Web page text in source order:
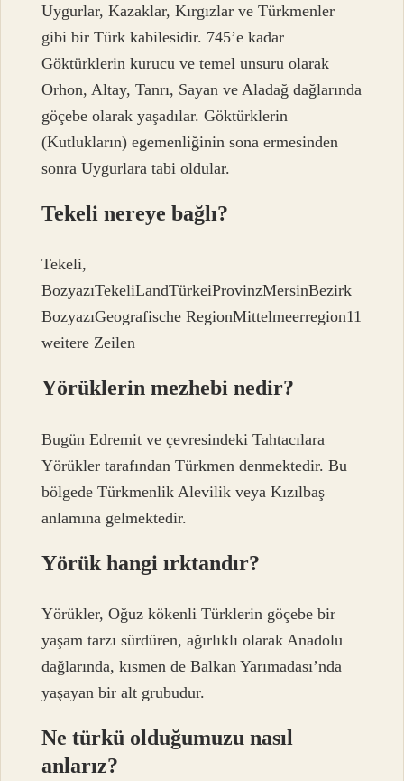
Uygurlar, Kazaklar, Kırgızlar ve Türkmenler
gibi bir Türk kabilesidir. 745’e kadar
Göktürklerin kurucu ve temel unsuru olarak
Orhon, Altay, Tanrı, Sayan ve Aladağ dağlarında
göçebe olarak yaşadılar. Göktürklerin
(Kutlukların) egemenliğinin sona ermesinden
sonra Uygurlara tabi oldular.
Tekeli nereye bağlı?
Tekeli,
BozyazıTekeliLandTürkeiProvinzMersinBezirk
BozyazıGeografische RegionMittelmeerregion11
weitere Zeilen
Yörüklerin mezhebi nedir?
Bugün Edremit ve çevresindeki Tahtacılara
Yörükler tarafından Türkmen denmektedir. Bu
bölgede Türkmenlik Alevilik veya Kızılbaş
anlamına gelmektedir.
Yörük hangi ırktandır?
Yörükler, Oğuz kökenli Türklerin göçebe bir
yaşam tarzı sürdüren, ağırlıklı olarak Anadolu
dağlarında, kısmen de Balkan Yarımadası’nda
yaşayan bir alt grubudur.
Ne türkü olduğumuzu nasıl
anlarız?